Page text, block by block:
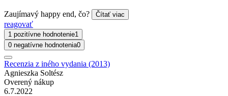
Zaujímavý happy end, čo? Čítať viac
reagovať
1 pozitívne hodnotenie1
0 negatívne hodnotenia0
Recenzia z iného vydania (2013)
Agnieszka Soltész
Overený nákup
6.7.2022